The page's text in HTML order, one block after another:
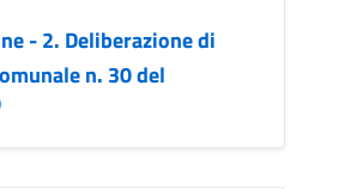
- 2. Deliberazione di
n. 30 del